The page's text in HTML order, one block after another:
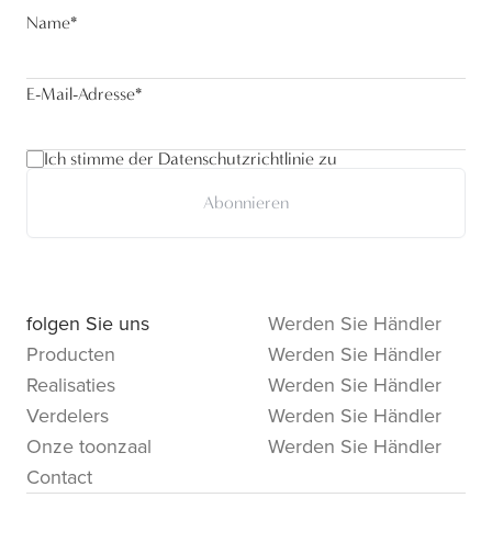
Name*
E-Mail-Adresse*
Ich stimme der Datenschutzrichtlinie zu
Abonnieren
folgen Sie uns
Producten
Realisaties
Verdelers
Onze toonzaal
Contact
Werden Sie Händler
Werden Sie Händler
Werden Sie Händler
Werden Sie Händler
Werden Sie Händler